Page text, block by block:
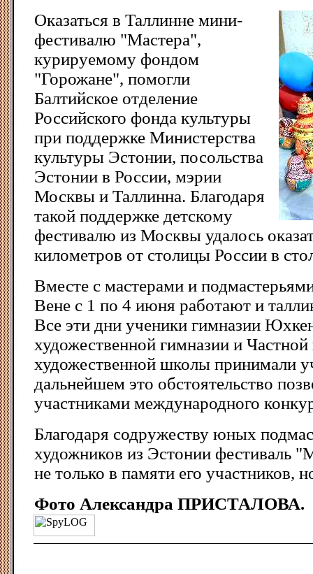
Оказаться в Таллинне мини-
фестивалю "Мастера",
курируемому фондом
"Горожане", помогли
Балтийское отделение
Российского фонда культуры
при поддержке Mинистeрства
культуры Эстонии, посольства
Эстонии в России, мэрии
Москвы и Таллинна. Благодаря
такой поддержке детскому
фестивалю из Москвы удалось
километров от столицы России в
Вместе с мастерами и
Вене с 1 по 4 июня работают и
Все эти дни ученики гимназии
художественной гимназии и
художественной школы принимали
дальнейшем это обстоятельство
участниками международного
Благодаря содружеству юных
художников из Эстонии фестиваль
не только в памяти его участников,
Фото Александра ПРИСТАЛОВА.